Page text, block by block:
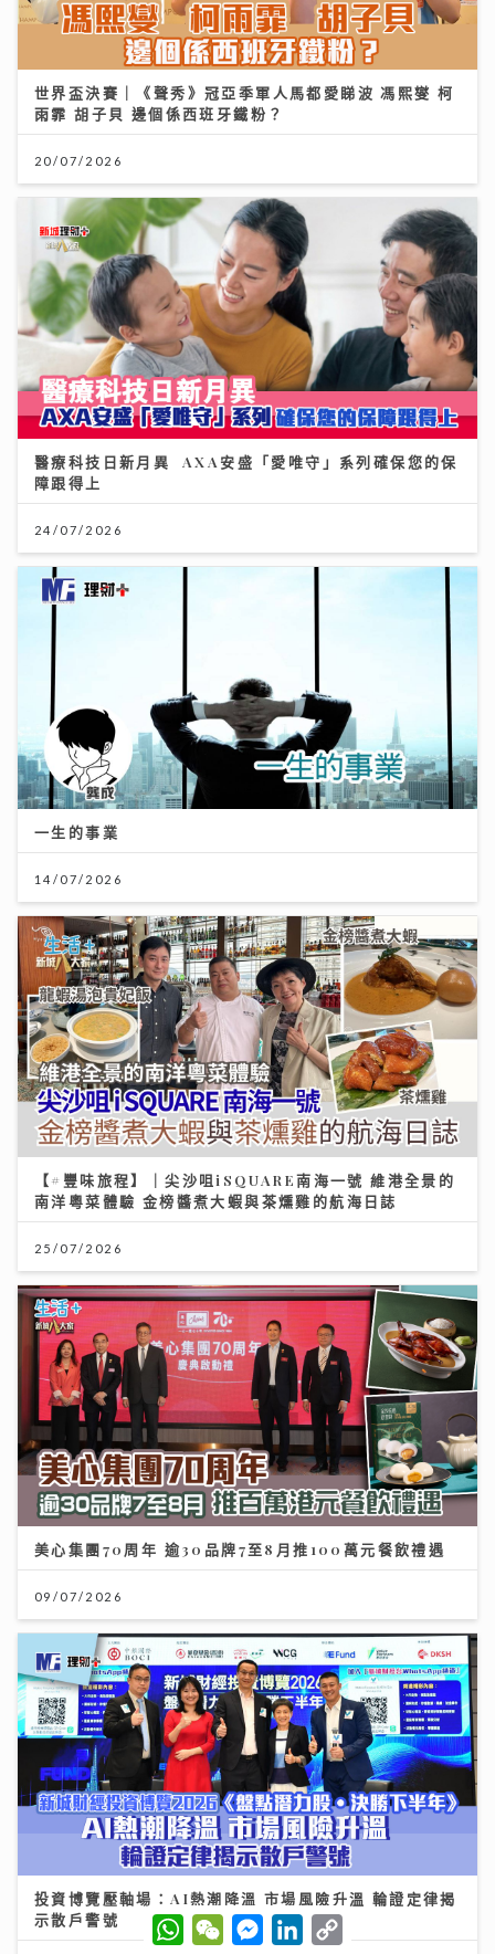
世界盃決賽｜《聲秀》冠亞季軍人馬都愛睇波 馮熙燮 柯
雨霏 胡子貝 邊個係西班牙鐵粉？
20/07/2026
醫療科技日新月異 AXA安盛「愛唯守」系列確保您的保
障跟得上
24/07/2026
一生的事業
14/07/2026
【#豐味旅程】｜尖沙咀iSQUARE南海一號 維港全景的
南洋粵菜體驗 金榜醬煮大蝦與茶燻雞的航海日誌
25/07/2026
美心集團70周年 逾30品牌7至8月推100萬元餐飲禮遇
09/07/2026
投資博覽壓軸場：AI熱潮降溫 市場風險升溫 輪證定律揭
示散戶警號
W
h
W
e
M
e
L
o